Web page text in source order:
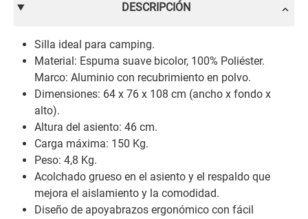
DESCRIPCIÓN
Silla ideal para camping.
Material: Espuma suave bicolor, 100% Poliéster.
Marco: Aluminio con recubrimiento en polvo.
Dimensiones: 64 x 76 x 108 cm (ancho x fondo x
alto).
Altura del asiento: 46 cm.
Carga máxima: 150 Kg.
Peso: 4,8 Kg.
Acolchado grueso en el asiento y el respaldo que
mejora el aislamiento y la comodidad.
Diseño de apoyabrazos ergonómico con fácil